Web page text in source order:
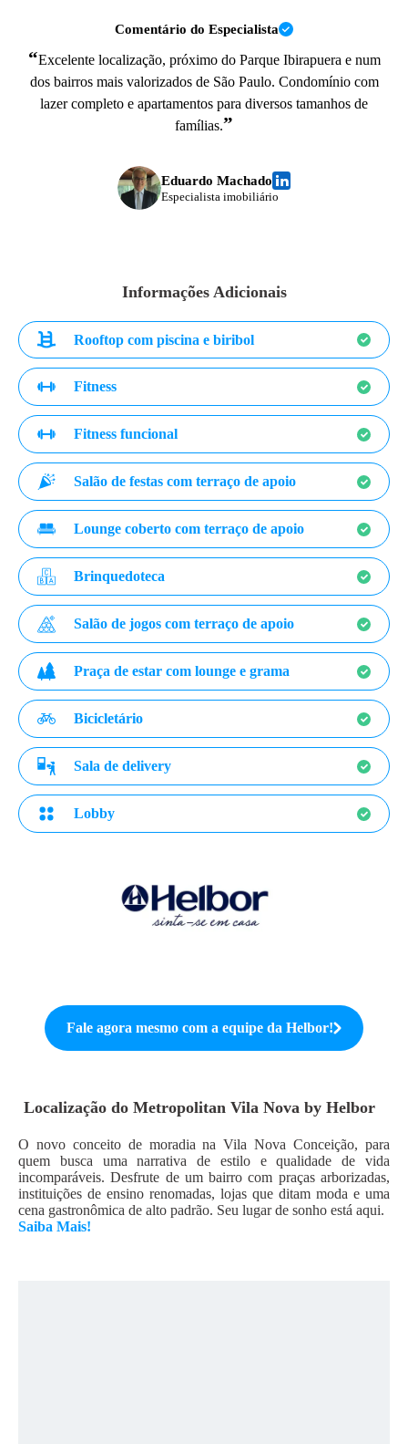
Comentário do Especialista
“Excelente localização, próximo do Parque Ibirapuera e num
dos bairros mais valorizados de São Paulo. Condomínio com
lazer completo e apartamentos para diversos tamanhos de
famílias.”
Eduardo Machado
Especialista imobiliário
Informações Adicionais
Rooftop com piscina e biribol
Fitness
Fitness funcional
Salão de festas com terraço de apoio
Lounge coberto com terraço de apoio
Brinquedoteca
Salão de jogos com terraço de apoio
Praça de estar com lounge e grama
Bicicletário
Sala de delivery
Lobby
Fale agora mesmo com a equipe daHelbor!
Localização do Metropolitan Vila Nova by Helbor
O novo conceito de moradia na Vila Nova Conceição, para
quem busca uma narrativa de estilo e qualidade de vida
incomparáveis. Desfrute de um bairro com praças arborizadas,
instituições de ensino renomadas, lojas que ditam moda e uma
cena gastronômica de alto padrão. Seu lugar de sonho está aqui.
Saiba Mais!